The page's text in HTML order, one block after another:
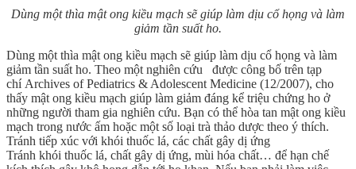
Dùng một thìa mật ong kiều mạch sẽ giúp làm dịu cổ họng và làm
giảm tần suất ho.
Dùng một thìa mật ong kiều mạch sẽ giúp làm dịu cổ họng và làm
giảm tần suất ho. Theo một nghiên cứu được công bố trên tạp
chí Archives of Pediatrics & Adolescent Medicine (12/2007), cho
thấy mật ong kiều mạch giúp làm giảm đáng kể triệu chứng ho ở
những người tham gia nghiên cứu. Bạn có thể hòa tan mật ong kiều
mạch trong nước ấm hoặc một số loại trà thảo dược theo ý thích.
Tránh tiếp xúc với khói thuốc lá, các chất gây dị ứng
Tránh khói thuốc lá, chất gây dị ứng, mùi hóa chất… để hạn chế